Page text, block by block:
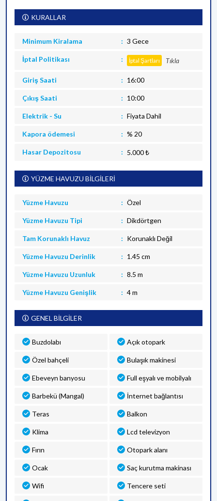
KURALLAR
Minimum Kiralama 3 Gece
İptal Politikası İptal Şartları Tıkla
Giriş Saati 16:00
Çıkış Saati 10:00
Elektrik - Su Fiyata Dahil
Kapora ödemesi % 20
Hasar Depozitosu 5.000 ₺
YÜZME HAVUZU BİLGİLERİ
Yüzme Havuzu Özel
Yüzme Havuzu Tipi Dikdörtgen
Tam Korunaklı Havuz Korunaklı Değil
Yüzme Havuzu Derinlik 1.45 cm
Yüzme Havuzu Uzunluk 8.5 m
Yüzme Havuzu Genişlik 4 m
GENEL BİLGİLER
Buzdolabı Açık otopark
Özel bahçeli Bulaşık makinesi
Ebeveyn banyosu Full eşyalı ve mobilyalı
Barbekü (Mangal) İnternet bağlantısı
Teras Balkon
Klima Lcd televizyon
Fırın Otopark alanı
Ocak Saç kurutma makinası
Wifi Tencere seti